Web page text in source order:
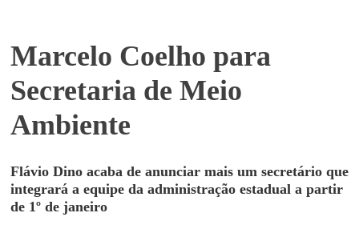
Marcelo Coelho para
Secretaria de Meio
Ambiente
Flávio Dino acaba de anunciar mais um secretário que
integrará a equipe da administração estadual a partir
de 1º de janeiro